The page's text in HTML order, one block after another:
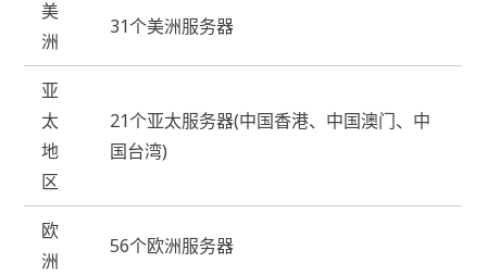
美
洲
31个美洲服务器
亚
太
地
区
21个亚太服务器(中国香港、中国澳门、中
国台湾)
欧
洲
56个欧洲服务器